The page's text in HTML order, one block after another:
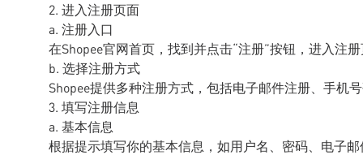
2. 进入注册页面
a. 注册入口
在Shopee官网首页，找到并点击“注册”按钮，进入注
b. 选择注册方式
Shopee提供多种注册方式，包括电子邮件注册、手机
3. 填写注册信息
a. 基本信息
根据提示填写你的基本信息，如用户名、密码、电子